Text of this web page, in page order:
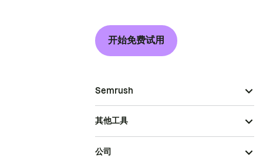
开始免费试用
Semrush
其他工具
公司